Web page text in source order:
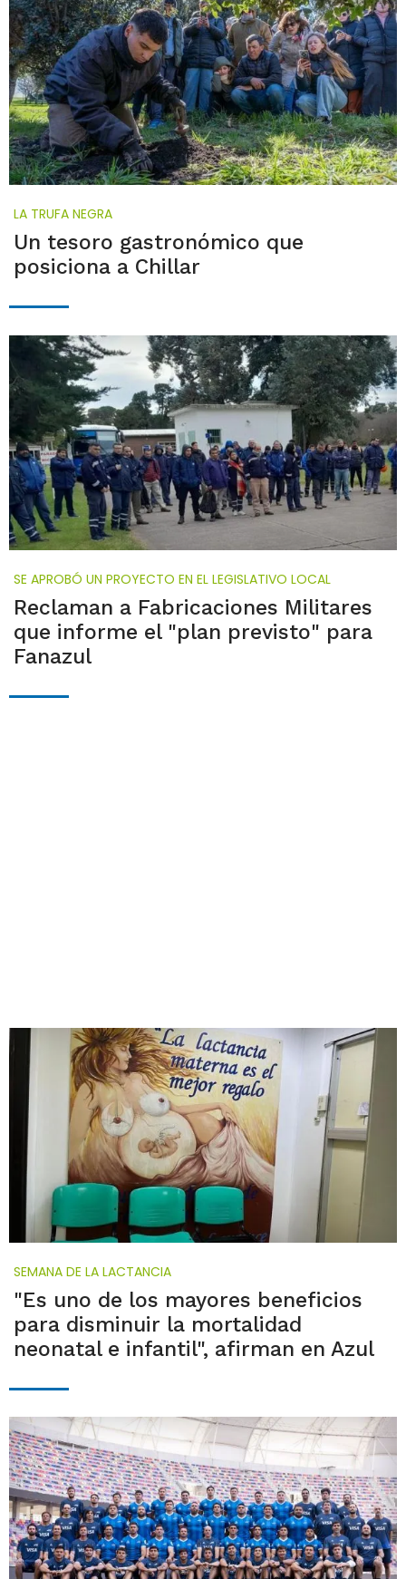
LA TRUFA NEGRA
Un tesoro gastronómico que
posiciona a Chillar
SE APROBÓ UN PROYECTO EN EL LEGISLATIVO LOCAL
Reclaman a Fabricaciones Militares
que informe el "plan previsto" para
Fanazul
SEMANA DE LA LACTANCIA
"Es uno de los mayores beneficios
para disminuir la mortalidad
neonatal e infantil", afirman en Azul